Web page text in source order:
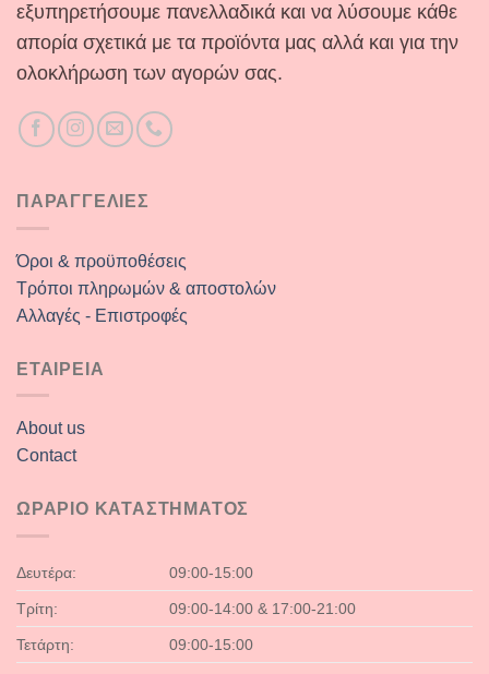
εξυπηρετήσουμε πανελλαδικά και να λύσουμε κάθε
απορία σχετικά με τα προϊόντα μας αλλά και για την
ολοκλήρωση των αγορών σας.
ΠΑΡΑΓΓΕΛΙΕΣ
Όροι & προϋποθέσεις
Τρόποι πληρωμών & αποστολών
Αλλαγές - Επιστροφές
ΕΤΑΙΡΕΙΑ
About us
Contact
ΩΡΑΡΙΟ ΚΑΤΑΣΤΗΜΑΤΟΣ
Δευτέρα: 09:00-15:00
Τρίτη: 09:00-14:00 & 17:00-21:00
Τετάρτη: 09:00-15:00